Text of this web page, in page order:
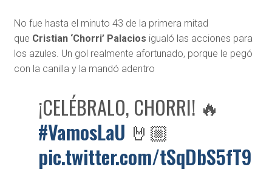
No fue hasta el minuto 43 de la primera mitad
que Cristian ‘Chorri’ Palacios igualó las acciones para
los azules. Un gol realmente afortunado, porque le pegó
con la canilla y la mandó adentro
¡CELÉBRALO, CHORRI! 🔥
#VamosLaU 🤘🏼
pic.twitter.com/tSqDbS5fT9